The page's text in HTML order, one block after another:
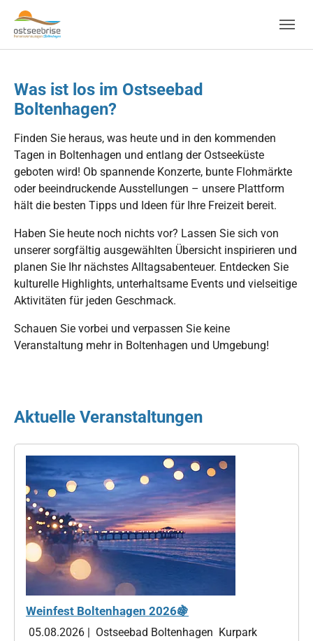
Skip to main navigation
Zum Hauptinhalt springen
Skip to page footer
Was ist los im Ostseebad
Boltenhagen?
Finden Sie heraus, was heute und in den kommenden
Tagen in Boltenhagen und entlang der Ostseeküste
geboten wird! Ob spannende Konzerte, bunte Flohmärkte
oder beeindruckende Ausstellungen – unsere Plattform
hält die besten Tipps und Ideen für Ihre Freizeit bereit.
Haben Sie heute noch nichts vor? Lassen Sie sich von
unserer sorgfältig ausgewählten Übersicht inspirieren und
planen Sie Ihr nächstes Alltagsabenteuer. Entdecken Sie
kulturelle Highlights, unterhaltsame Events und vielseitige
Aktivitäten für jeden Geschmack.
Schauen Sie vorbei und verpassen Sie keine
Veranstaltung mehr in Boltenhagen und Umgebung!
Aktuelle Veranstaltungen
Weinfest Boltenhagen 2026🍇
05.08.2026 | Ostseebad Boltenhagen Kurpark